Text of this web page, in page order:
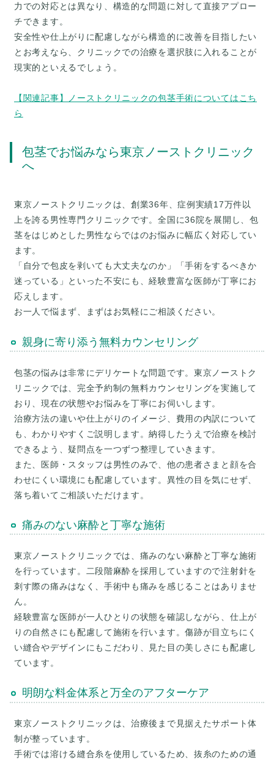
力での対応とは異なり、構造的な問題に対して直接アプロー
チできます。
安全性や仕上がりに配慮しながら構造的に改善を目指したい
とお考えなら、クリニックでの治療を選択肢に入れることが
現実的といえるでしょう。
【関連記事】ノーストクリニックの包茎手術についてはこち
ら
包茎でお悩みなら東京ノーストクリニック
へ
東京ノーストクリニックは、創業36年、症例実績17万件以
上を誇る男性専門クリニックです。全国に36院を展開し、包
茎をはじめとした男性ならではのお悩みに幅広く対応してい
ます。
「自分で包皮を剥いても大丈夫なのか」「手術をするべきか
迷っている」といった不安にも、経験豊富な医師が丁寧にお
応えします。
親身に寄り添う無料カウンセリング
包茎の悩みは非常にデリケートな問題です。東京ノーストク
リニックでは、完全予約制の無料カウンセリングを実施して
おり、現在の状態やお悩みを丁寧にお伺いします。
治療方法の違いや仕上がりのイメージ、費用の内訳について
も、わかりやすくご説明します。納得したうえで治療を検討
できるよう、疑問点を一つずつ整理していきます。
また、医師・スタッフは男性のみで、他の患者さまと顔を合
わせにくい環境にも配慮しています。異性の目を気にせず、
痛みのない麻酔と丁寧な施術
東京ノーストクリニックでは、痛みのない麻酔と丁寧な施術
を行っています。二段階麻酔を採用していますので注射針を
刺す際の痛みはなく、手術中も痛みを感じることはありませ
ん。
経験豊富な医師が一人ひとりの状態を確認しながら、仕上が
りの自然さにも配慮して施術を行います。傷跡が目立ちにく
い縫合やデザインにもこだわり、見た目の美しさにも配慮し
明朗な料金体系と万全のアフターケア
東京ノーストクリニックは、治療後まで見据えたサポート体
制が整っています。
手術では溶ける縫合糸を使用しているため、抜糸のための通